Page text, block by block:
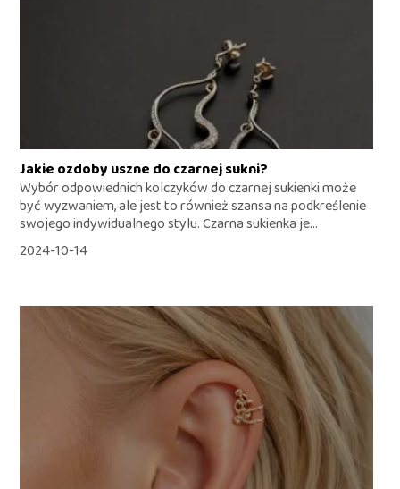
Jakie ozdoby uszne do czarnej sukni?
Wybór odpowiednich kolczyków do czarnej sukienki może
być wyzwaniem, ale jest to również szansa na podkreślenie
swojego indywidualnego stylu. Czarna sukienka je...
2024-10-14